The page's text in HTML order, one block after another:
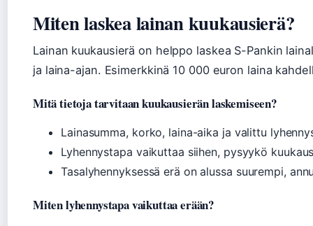
Miten laskea lainan kuukausierä?
Lainan kuukausierä on helppo laskea S-Pankin
ja laina-ajan. Esimerkkinä 10 000 euron laina
Mitä tietoja tarvitaan kuukausierän laskemiseen?
Lainasumma, korko, laina-aika ja valittu
Lyhennystapa vaikuttaa siihen, pysyykö
Tasalyhennyksessä erä on alussa suurempi,
Miten lyhennystapa vaikuttaa erään?